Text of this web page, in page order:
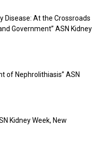
Disease: At the Crossroads
Government” ASN Kidney
of Nephrolithiasis” ASN
Kidney Week, New